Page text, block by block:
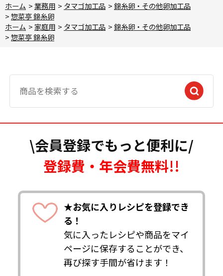
ホーム >業務用 > タマゴ加工品 >錦糸卵・その他卵加工品
>惣菜亭 錦糸卵
ホーム > 家庭用 > タマゴ加工品 >錦糸卵・その他卵加工品
>惣菜亭 錦糸卵
\会員登録でもっと便利に/
登録費・年会費無料!!
★お気に入りレシピを登録でき
る！
気に入ったレシピや商品をマイ
ページに保存することができ、
再び探す手間が省けます！